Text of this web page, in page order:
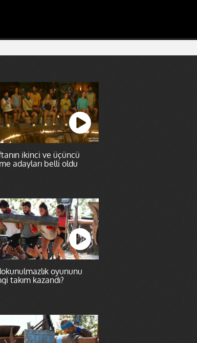
ikinci ve üçüncü
adayları belli oldu
oyununu
takım kazandı?